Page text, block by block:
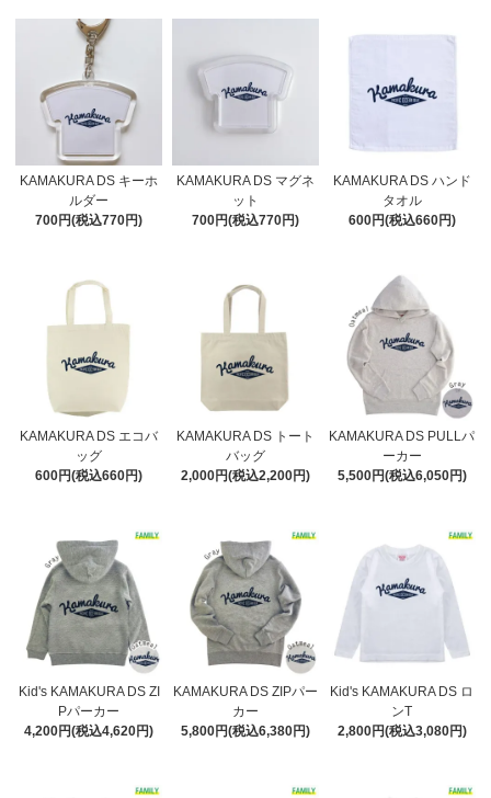
KAMAKURA DS キーホ
ルダー
700円(税込770円)
KAMAKURA DS マグネ
ット
700円(税込770円)
KAMAKURA DS ハンド
タオル
600円(税込660円)
KAMAKURA DS エコバ
ッグ
600円(税込660円)
KAMAKURA DS トート
バッグ
2,000円(税込2,200円)
KAMAKURA DS PULLパ
ーカー
5,500円(税込6,050円)
Kid's KAMAKURA DS ZI
Pパーカー
4,200円(税込4,620円)
KAMAKURA DS ZIPパー
カー
5,800円(税込6,380円)
Kid's KAMAKURA DS ロ
ンT
2,800円(税込3,080円)